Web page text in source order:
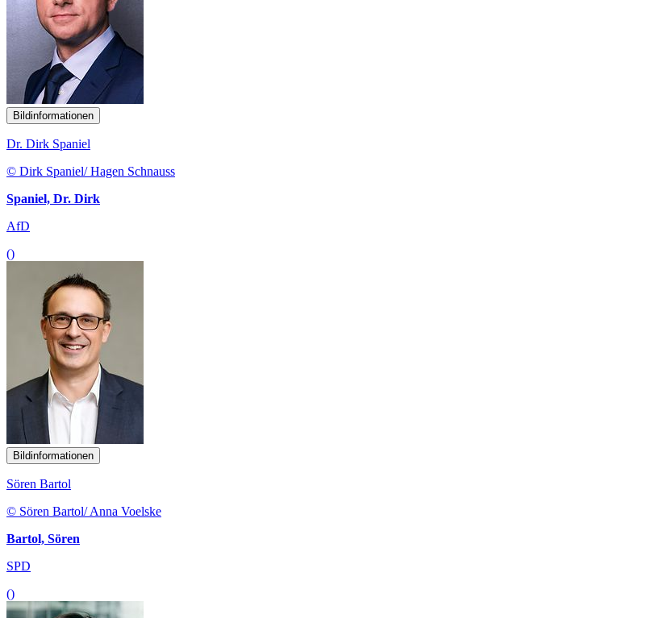
Bildinformationen
Dr. Dirk Spaniel
© Dirk Spaniel/ Hagen Schnauss
Spaniel, Dr. Dirk
AfD
()
Bildinformationen
Sören Bartol
© Sören Bartol/ Anna Voelske
Bartol, Sören
SPD
()